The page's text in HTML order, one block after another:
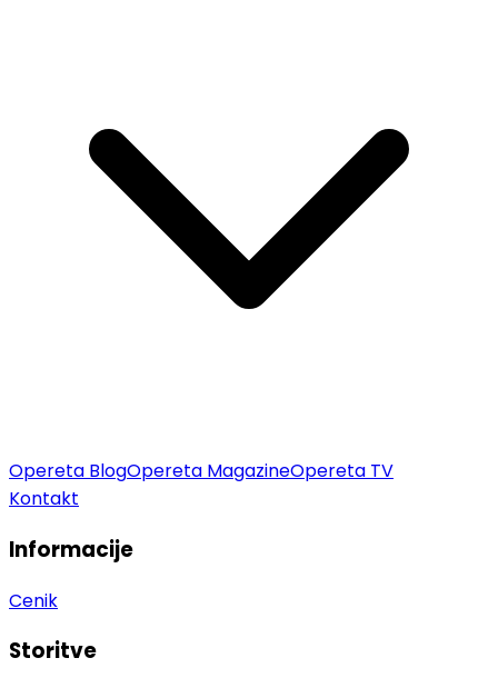
Opereta BlogOpereta MagazineOpereta TV
Kontakt
Informacije
Cenik
Storitve